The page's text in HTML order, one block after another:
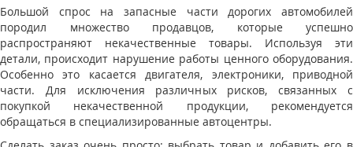
Большой спрос на запасные части дорогих автомобилей
породил множество продавцов, которые успешно
распространяют некачественные товары. Используя эти
детали, происходит нарушение работы ценного оборудования.
Особенно это касается двигателя, электроники, приводной
части. Для исключения различных рисков, связанных с
покупкой некачественной продукции, рекомендуется
обращаться в специализированные автоцентры.